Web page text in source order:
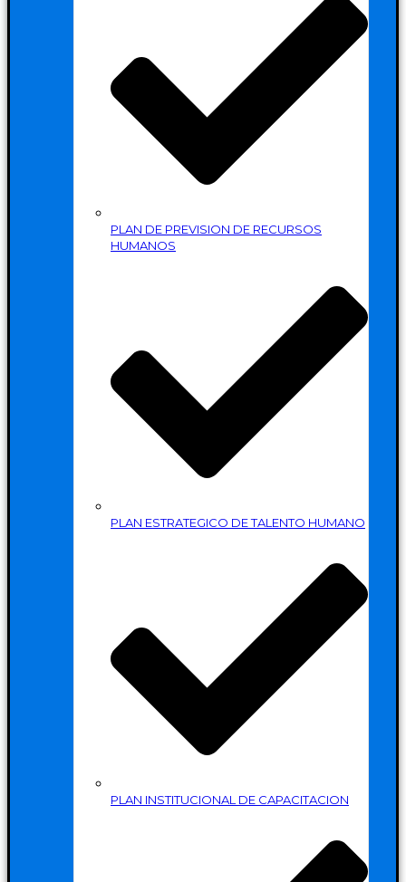
PLAN DE PREVISION DE RECURSOS
HUMANOS
PLAN ESTRATEGICO DE TALENTO HUMANO
PLAN INSTITUCIONAL DE CAPACITACION